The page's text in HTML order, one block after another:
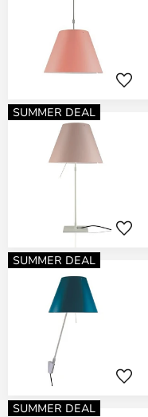
SUMMER DEAL
SUMMER DEAL
SUMMER DEAL